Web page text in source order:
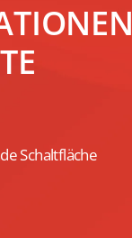
Schaltfläche